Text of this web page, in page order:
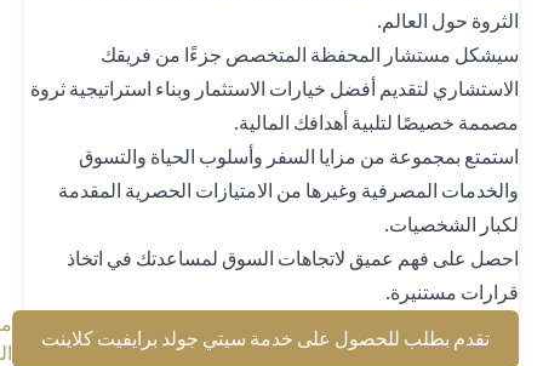
حول العالم.
مستشار المحفظة المتخصص جزءًا من فريقك
لتقديم أفضل خيارات الاستثمار وبناء استراتيجية ثروة
خصيصًا لتلبية أهدافك المالية.
بمجموعة من مزايا السفر وأسلوب الحياة والتسوق
المصرفية وغيرها من الامتيازات الحصرية المقدمة
الشخصيات.
على فهم عميق لاتجاهات السوق لمساعدتك في اتخاذ
مستنيرة.
تقدم بطلب للحصول على خدمة سيتي جولد برايفيت كلاينتnew tab
معرفة
المزيد